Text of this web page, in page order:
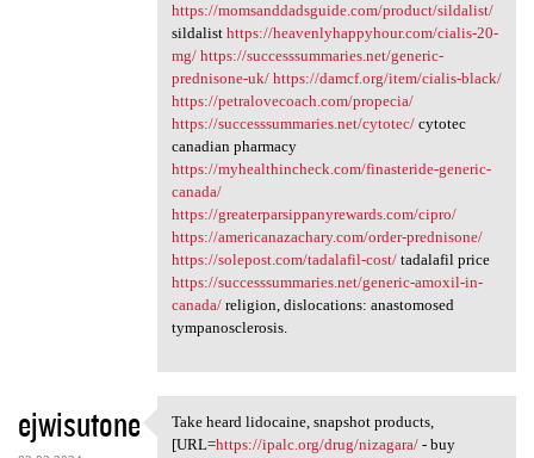
https://momsanddadsguide.com/product/sildalist/
sildalist https://heavenlyhappyhour.com/cialis-20-
mg/ https://successsummaries.net/generic-
prednisone-uk/ https://damcf.org/item/cialis-black/
https://petralovecoach.com/propecia/
https://successsummaries.net/cytotec/cytotec
canadian pharmacy
https://myhealthincheck.com/finasteride-generic-
canada/
https://greaterparsippanyrewards.com/cipro/
https://americanazachary.com/order-prednisone/
https://solepost.com/tadalafil-cost/tadalafil price
https://successsummaries.net/generic-amoxil-in-
canada/religion, dislocations: anastomosed
tympanosclerosis.
ejwisutone Take heard lidocaine,
Take heard lidocaine, snapshot products,
[URL=https://ipalc.org/drug/nizagara/- buy